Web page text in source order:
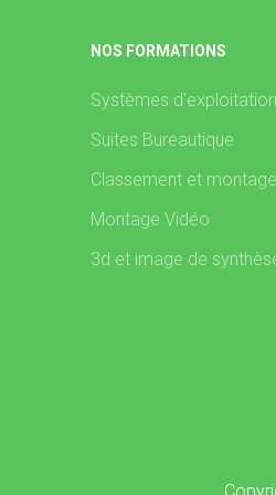
NOS FORMATIONS
Systèmes d'exploitation
Suites Bureautique
Classement et
Montage Vidéo
3d et image de